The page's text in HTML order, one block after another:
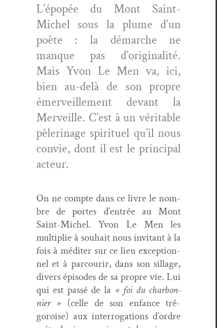
L’épopée du Mont Saint-
Michel sous la plume d’un
poète : la démarche ne
manque pas d’originalité.
Mais Yvon Le Men va, ici,
bien au-delà de son pro­pre
émer­veille­ment devant la
Mer­veille. C’est à un véri­ta­ble
pèleri­nage spir­ituel qu’il nous
con­vie, dont il est le prin­ci­pal
acteur.
On ne compte dans ce livre le nom­
bre de portes d’entrée au Mont
Saint-Michel. Yvon Le Men les
mul­ti­plie à souhait nous invi­tant à la
fois à méditer sur ce lieu excep­tion­
nel et à par­courir, dans son sil­lage,
divers épisodes de sa pro­pre vie. Lui
qui est passé de la « foi du char­bon­
nier » (celle de son enfance tré­
goroise) aux inter­ro­ga­tions d’ordre